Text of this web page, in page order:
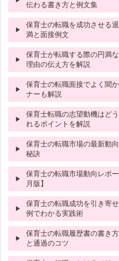
伝わる書き方と例文集
保育士の転職を成功させる
満と面接例文
保育士が転職する際の円満
理由の伝え方を解説
保育士の転職面接でよく聞
ナーも解説
保育士転職の志望動機はど
れるポイントを解説
保育士の転職市場の最新動
秘訣
保育士の転職市場動向レポ
月版】
保育士の転職成功を引き寄
例でわかる実践術
保育士の転職履歴書の書き
と通過のコツ